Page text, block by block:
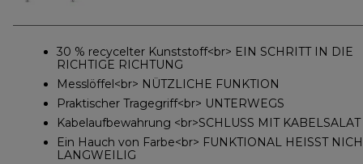
30 % recycelter Kunststoff<br> EIN SCHRITT IN DIE
RICHTIGE RICHTUNG
Messlöffel<br> NÜTZLICHE FUNKTION
Praktischer Tragegriff<br> UNTERWEGS
Kabelaufbewahrung <br>SCHLUSS MIT KABELSALAT
Ein Hauch von Farbe<br> FUNKTIONAL HEISST
LANGWEILIG